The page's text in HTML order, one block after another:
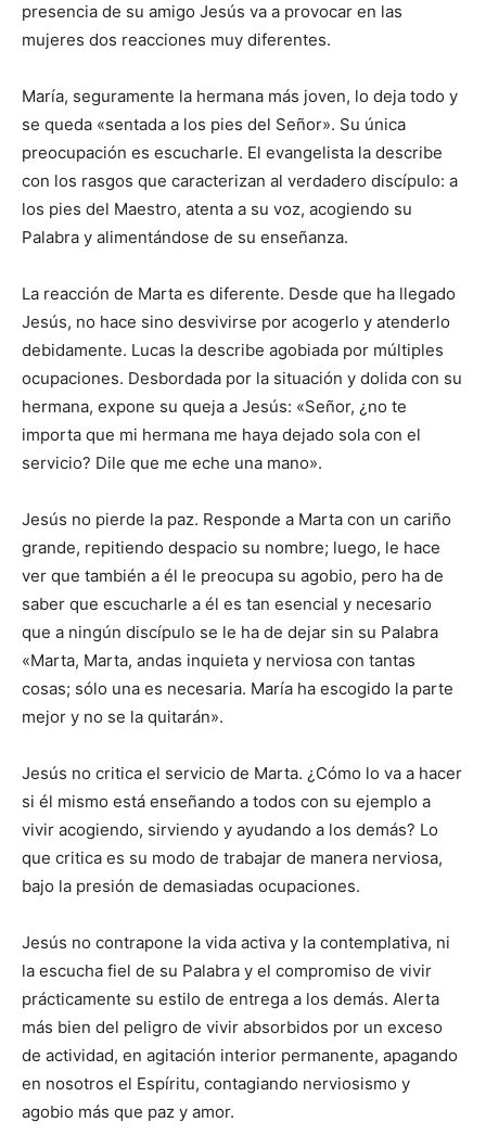
presencia de su amigo Jesús va a provocar en las
mujeres dos reacciones muy diferentes.
María, seguramente la hermana más joven, lo deja todo y
se queda «sentada a los pies del Señor». Su única
preocupación es escucharle. El evangelista la describe
con los rasgos que caracterizan al verdadero discípulo: a
los pies del Maestro, atenta a su voz, acogiendo su
Palabra y alimentándose de su enseñanza.
La reacción de Marta es diferente. Desde que ha llegado
Jesús, no hace sino desvivirse por acogerlo y atenderlo
debidamente. Lucas la describe agobiada por múltiples
ocupaciones. Desbordada por la situación y dolida con su
hermana, expone su queja a Jesús: «Señor, ¿no te
importa que mi hermana me haya dejado sola con el
servicio? Dile que me eche una mano».
Jesús no pierde la paz. Responde a Marta con un cariño
grande, repitiendo despacio su nombre; luego, le hace
ver que también a él le preocupa su agobio, pero ha de
saber que escucharle a él es tan esencial y necesario
que a ningún discípulo se le ha de dejar sin su Palabra
«Marta, Marta, andas inquieta y nerviosa con tantas
cosas; sólo una es necesaria. María ha escogido la parte
mejor y no se la quitarán».
Jesús no critica el servicio de Marta. ¿Cómo lo va a hacer
si él mismo está enseñando a todos con su ejemplo a
vivir acogiendo, sirviendo y ayudando a los demás? Lo
que critica es su modo de trabajar de manera nerviosa,
bajo la presión de demasiadas ocupaciones.
Jesús no contrapone la vida activa y la contemplativa, ni
la escucha fiel de su Palabra y el compromiso de vivir
prácticamente su estilo de entrega a los demás. Alerta
más bien del peligro de vivir absorbidos por un exceso
de actividad, en agitación interior permanente, apagando
en nosotros el Espíritu, contagiando nerviosismo y
agobio más que paz y amor.